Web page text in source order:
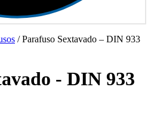
/Parafuso Sextavado – DIN 933
- DIN 933